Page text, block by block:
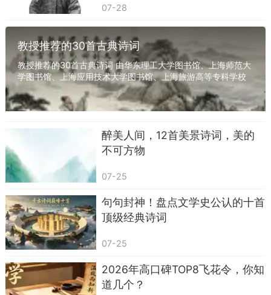
21. 人有悲欢离合，月有阴晴圆缺，此事古难
全。——苏轼《水调歌头·明月几时有》
22. 不识庐山真面目，只缘身在此山中。——
苏轼《题西林壁》
23. 竹杖芒鞋轻胜马，谁怕？一蓑烟雨任平
生。——苏轼《定风波·莫听穿林打叶声》
24. 大江东去，浪淘尽，千古风流人物。——
07-28
教授推荐的30首古典诗词
教授推荐的30首古典诗词 由华东理工大学图书馆、上海师范大
学图书馆、上海应用技术大学图书馆、上海旅游高等专科学校
图书馆（四家均位于奉贤海湾地区）共同推出...
醉美人间，12首美景诗词，美的
不可方物
07-25
句句封神！盘点文学史公认的十首
顶级经典诗词
07-25
2026年高口碑TOP8飞花令，你知
道几个？